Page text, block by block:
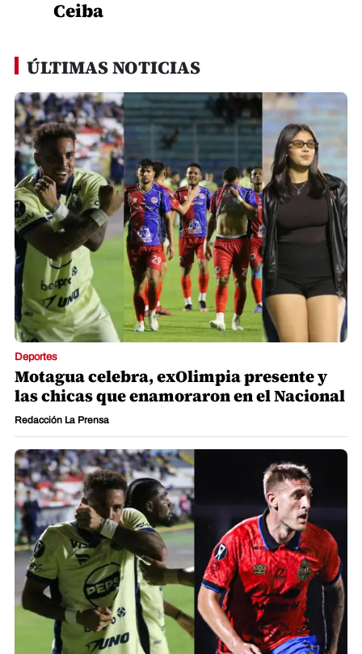
Ceiba
ÚLTIMAS NOTICIAS
Deportes
Motagua celebra, exOlimpia presente y
las chicas que enamoraron en el Nacional
Redacción La Prensa